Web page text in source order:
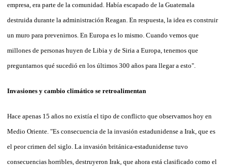
empresa, era parte de la comunidad. Había escapado de la Guatemala
destruida durante la administración Reagan. En respuesta, la idea es construir
un muro para prevenirnos. En Europa es lo mismo. Cuando vemos que
millones de personas huyen de Libia y de Siria a Europa, tenemos que
preguntarnos qué sucedió en los últimos 300 años para llegar a esto".
Invasiones y cambio climático se retroalimentan
Hace apenas 15 años no existía el tipo de conflicto que observamos hoy en
Medio Oriente. "Es consecuencia de la invasión estadunidense a Irak, que es
el peor crimen del siglo. La invasión británica-estadunidense tuvo
consecuencias horribles, destruyeron Irak, que ahora está clasificado como el